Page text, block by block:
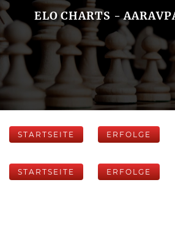
ELO CHARTS -
STARTSEITE ERFOLGE
STARTSEITE ERFOLGE